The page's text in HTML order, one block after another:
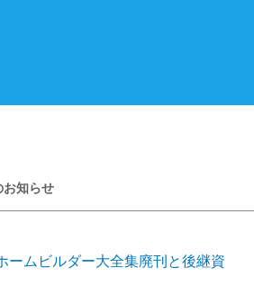
お知らせ
ームビルダー大全集廃刊と後継資